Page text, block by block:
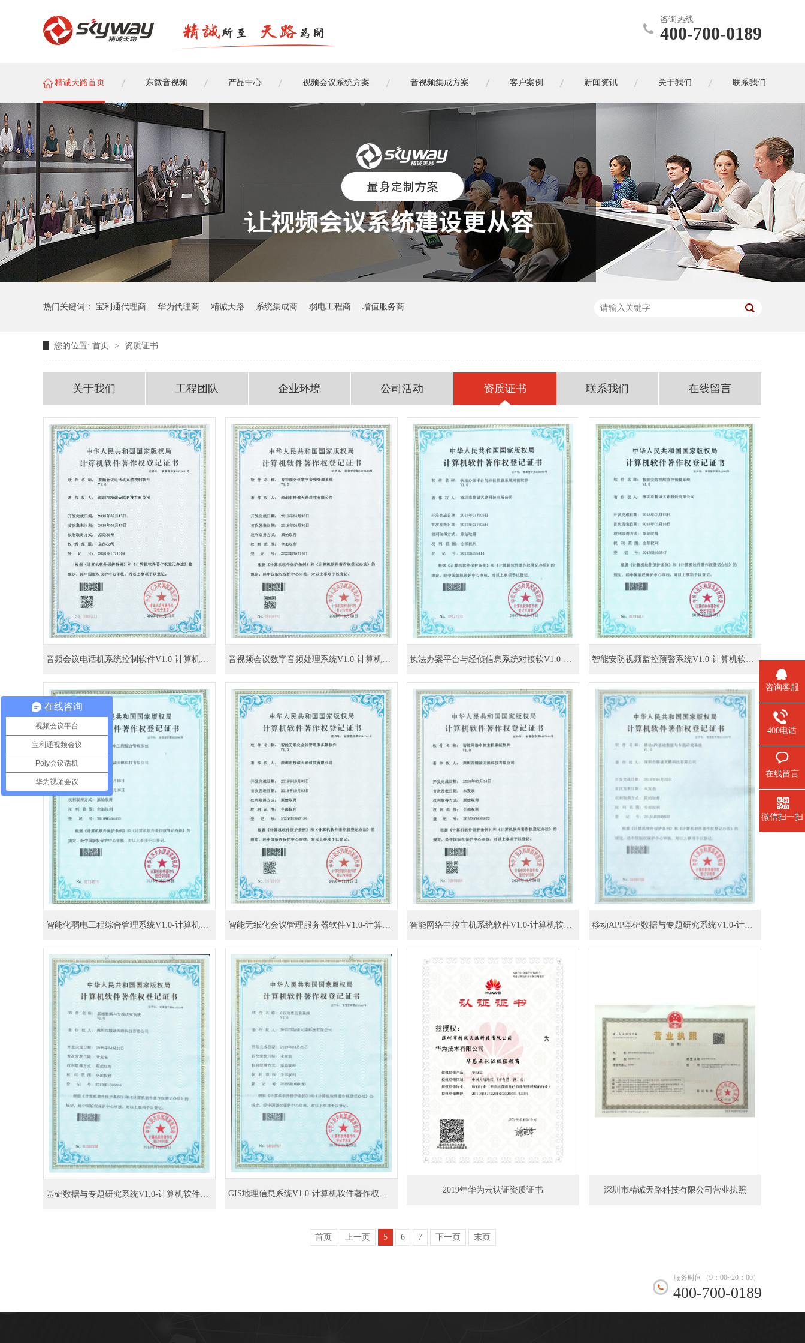
咨询热线
400-700-0189
精诚天路首页 东微音视频 产品中心 视频会议系统方案 音视频集成方案 客户案例 新闻资讯 关于我们 联系我们
热门关键词： 宝利通代理商 华为代理商 精诚天路 系统集成商 弱电工程商 增值服务商
您的位置: 首页 > 资质证书
关于我们 工程团队 企业环境 公司活动 资质证书 联系我们 在线留言
音频会议电话机系统控制软件V1.0-计算机软件著作权登记证书 音视频会议数字音频处理系统V1.0-计算机软件著作权登记证书 执法办案平台与经侦信息系统对接软V1.0-计算机软件著作权登记证书 智能安防视频监控预警系统V1.0-计算机软件著作权登记证书
智能无纸化会议管理服务器软件V1.0-计算机软件著作权登记证书 智能网络中控主机系统软件V1.0-计算机软件著作权登记证书 移动APP基础数据与专题研究系统V1.0-计算机软件著作权登记证书
基础数据与专题研究系统V1.0-计算机软件著作权登记证书 GIS地理信息系统V1.0-计算机软件著作权登记证书 2019年华为云认证资质证书 深圳市精诚天路科技有限公司营业执照
首页 上一页 5 6 7 下一页 末页
服务时间（9：00~20：00）
400-700-0189
咨询客服
400电话
在线留言
微信扫一扫
在线咨询
视频会议平台
宝利通视频会议
Poly会议话机
华为视频会议